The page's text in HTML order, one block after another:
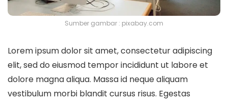
Sumber gambar : pixabay.com
Lorem ipsum dolor sit amet, consectetur adipiscing
elit, sed do eiusmod tempor incididunt ut labore et
dolore magna aliqua. Massa id neque aliquam
vestibulum morbi blandit cursus risus. Egestas